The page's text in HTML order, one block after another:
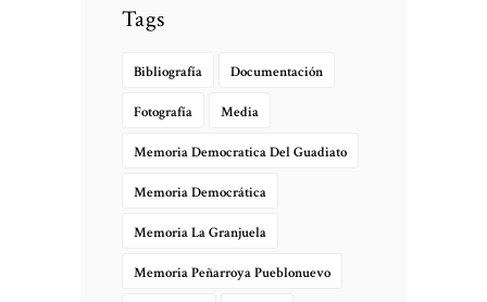
Tags
Bibliografía Documentación
Fotografía Media
Memoria Democratica Del Guadiato
Memoria Democrática
Memoria La Granjuela
Memoria Peñarroya Pueblonuevo